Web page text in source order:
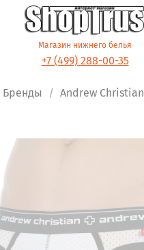
Магазин нижнего белья
+7 (499) 288-00-35
Бренды Andrew Christian